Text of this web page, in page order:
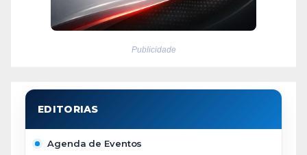
Publicidade
Agenda de Eventos